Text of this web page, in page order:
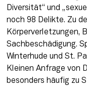
Diversität“ und
noch 98 Delikte. Zu
Körperverletzungen,
Sachbeschädigung.
Winterhude und St.
Kleinen Anfrage von
besonders häufig zu